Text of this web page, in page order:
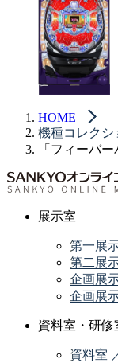
HOME
機種コレクシ
「フィーバ
展示室
第一展
第二展
企画展
企画展
資料室・研修
資料室